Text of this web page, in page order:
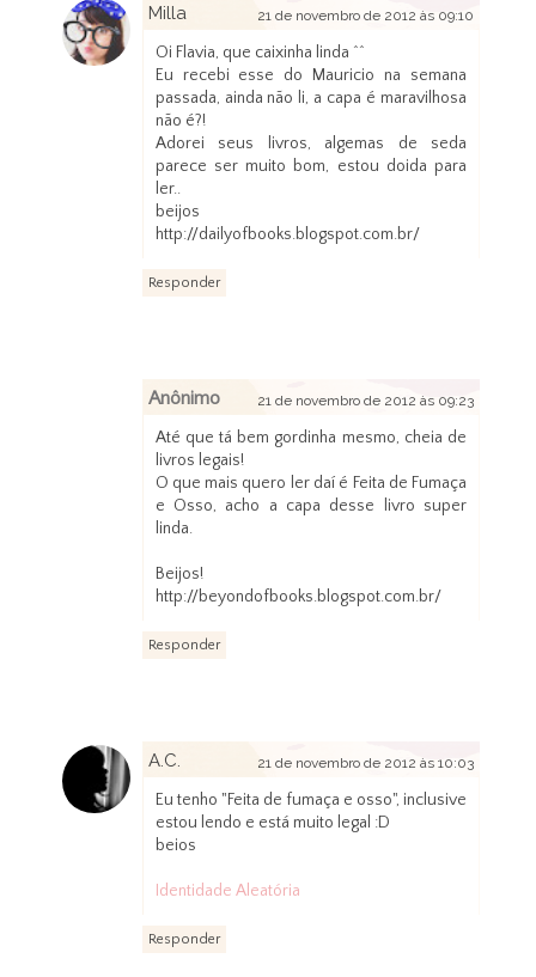
Milla 21 de novembro de 2012 às 09:10
Oi Flavia, que caixinha linda ^^
Eu recebi esse do Mauricio na semana
passada, ainda não li, a capa é maravilhosa
não é?!
Adorei seus livros, algemas de seda
parece ser muito bom, estou doida para
ler..
beijos
http://dailyofbooks.blogspot.com.br/
Responder
Anônimo 21 de novembro de 2012 às 09:23
Até que tá bem gordinha mesmo, cheia de
livros legais!
O que mais quero ler daí é Feita de Fumaça
e Osso, acho a capa desse livro super
linda.
Beijos!
http://beyondofbooks.blogspot.com.br/
Responder
A.C. 21 de novembro de 2012 às 10:03
Eu tenho "Feita de fumaça e osso", inclusive
estou lendo e está muito legal :D
beios
Identidade Aleatória
Responder